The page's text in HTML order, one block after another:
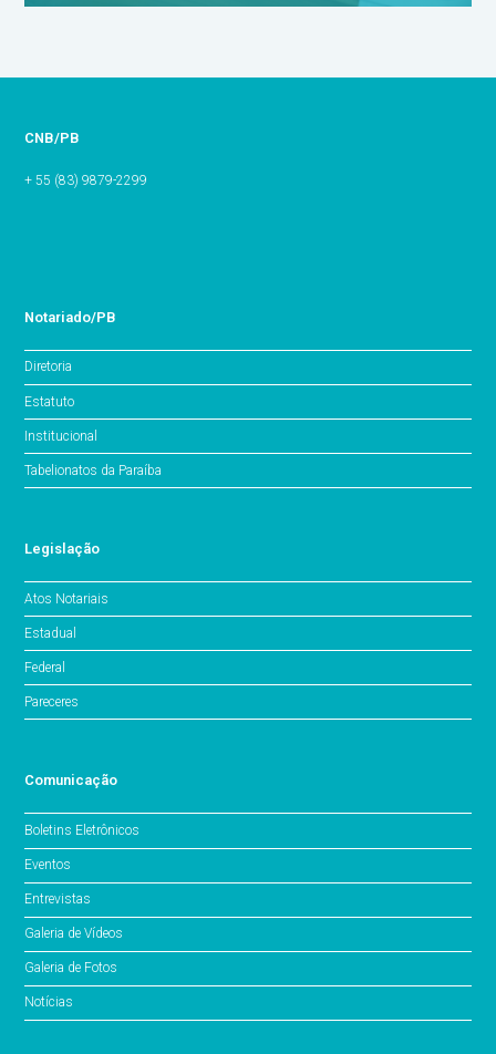
CNB/PB
+ 55 (83) 9879-2299
Notariado/PB
Diretoria
Estatuto
Institucional
Tabelionatos da Paraíba
Legislação
Atos Notariais
Estadual
Federal
Pareceres
Comunicação
Boletins Eletrônicos
Eventos
Entrevistas
Galeria de Vídeos
Galeria de Fotos
Notícias